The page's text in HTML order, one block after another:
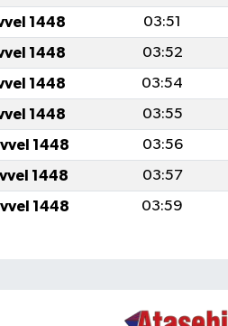
1448 03:51
1448 03:52
1448 03:54
1448 03:55
1448 03:56
1448 03:57
1448 03:59